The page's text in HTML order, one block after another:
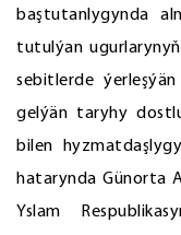
baştutanlygynda
tutulýan
sebitlerde
gelýän taryhy
bilen
hatarynda Günorta
Yslam